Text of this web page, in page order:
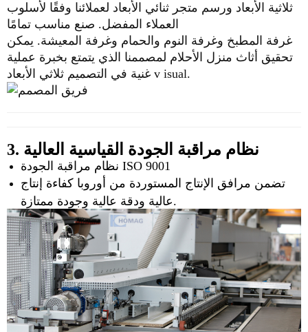
ثلاثية الأبعاد ورسم متجر ثنائي الأبعاد لعملائنا وفقًا لأسلوب
العملاء المفضل. صنع مناسب تمامًا
غرفة المطبخ وغرفة النوم والحمام وغرفة المعيشة. يمكن
تحقيق أثاث منزل الأحلام لمصممنا الذي يتمتع بخبرة عملية
غنية في التصميم ثلاثي الأبعاد v isual.
3. نظام مراقبة الجودة القياسية العالية
نظام مراقبة الجودة ISO 9001
تضمن مرافق الإنتاج المستوردة من أوروبا كفاءة إنتاج